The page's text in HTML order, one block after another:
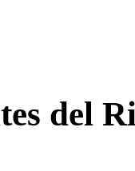
del